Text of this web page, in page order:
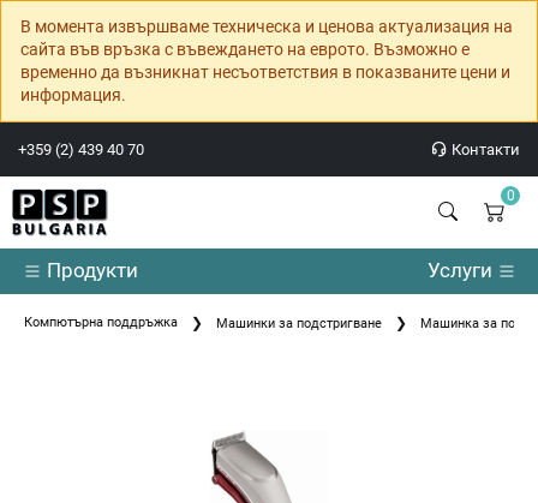
В момента извършваме техническа и ценова актуализация на
сайта във връзка с въвеждането на еврото. Възможно е
временно да възникнат несъответствия в показваните цени и
информация.
+359 (2) 439 40 70 Контакти
0
Продукти Услуги
Компютърна поддръжка Машинки за подстригване Машинка за